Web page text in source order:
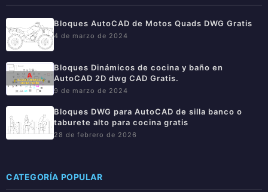
Bloques AutoCAD de Motos Quads DWG Gratis
4 de marzo de 2024
Bloques Dinámicos de cocina y baño en
AutoCAD 2D dwg CAD Gratis.
9 de marzo de 2024
Bloques DWG para AutoCAD de silla banco o
taburete alto para cocina gratis
28 de febrero de 2026
CATEGORÍA POPULAR